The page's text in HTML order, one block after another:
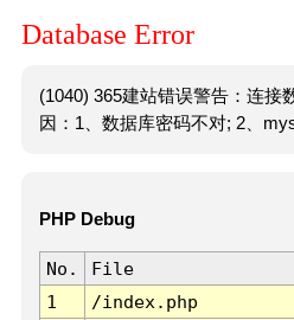
Database Error
(1040) 365建站错误警告：连接
因：1、数据库密码不对; 2、
PHP Debug
No. File
1
/index.php